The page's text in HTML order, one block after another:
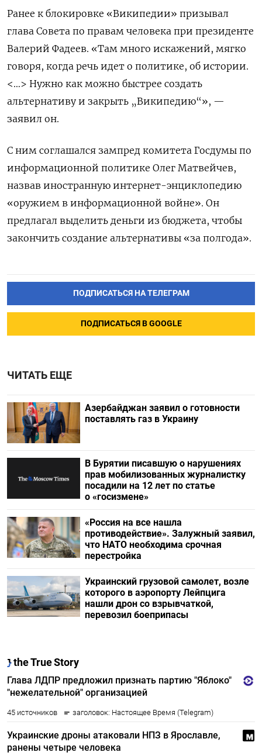
Ранее к блокировке «Википедии» призывал
глава Совета по правам человека при президенте
Валерий Фадеев. «Там много искажений, мягко
говоря, когда речь идет о политике, об истории.
<…> Нужно как можно быстрее создать
альтернативу и закрыть „Википедию“», —
заявил он.
С ним соглашался зампред комитета Госдумы по
информационной политике Олег Матвейчев,
назвав иностранную интернет-энциклопедию
«оружием в информационной войне». Он
предлагал выделить деньги из бюджета, чтобы
закончить создание альтернативы «за полгода».
ПОДПИСАТЬСЯ НА ТЕЛЕГРАМ
ПОДПИСАТЬСЯ В GOOGLE
ЧИТАТЬ ЕЩЕ
Азербайджан заявил о готовности
поставлять газ в Украину
В Бурятии писавшую о нарушениях
прав мобилизованных журналистку
посадили на 12 лет по статье
о «госизмене»
«Россия на все нашла
противодействие». Залужный заявил,
что НАТО необходима срочная
перестройка
Украинский грузовой самолет, возле
которого в аэропорту Лейпцига
нашли дрон со взрывчаткой,
перевозил боеприпасы